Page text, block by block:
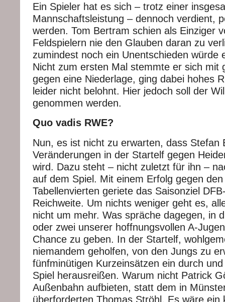
Ein Spieler hat es sich – trotz einer
Mannschaftsleistung – dennoch verdient,
werden. Tom Bertram schien als Einziger
Feldspielern nie den Glauben daran zu
zumindest noch ein Unentschieden würde
Nicht zum ersten Mal stemmte er sich mit
gegen eine Niederlage, ging dabei hohes
leider nicht belohnt. Hier jedoch soll der
genommen werden.
Quo vadis RWE?
Nun, es ist nicht zu erwarten, dass Stefan
Veränderungen in der Startelf gegen
wird. Dazu steht – nicht zuletzt für ihn –
auf dem Spiel. Mit einem Erfolg gegen
Tabellenvierten geriete das Saisonziel
Reichweite. Um nichts weniger geht es,
nicht um mehr. Was spräche dagegen, in
oder zwei unserer hoffnungsvollen A-
Chance zu geben. In der Startelf,
niemandem geholfen, von den Jungs zu
fünfminütigen Kurzeinsätzen ein durch
Spiel herausreißen. Warum nicht Patrick
Außenbahn aufbieten, statt dem in
überforderten Thomas Ströhl. Es wäre ein